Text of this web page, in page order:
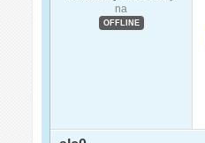
na
OFFLINE